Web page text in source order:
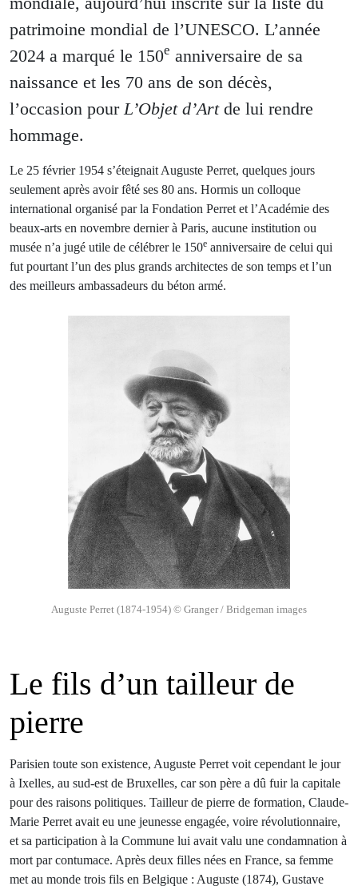
patrimoine mondial de l’UNESCO. L’année
2024 a marqué le 150e anniversaire de sa
naissance et les 70 ans de son décès,
l’occasion pour L’Objet d’Artde lui rendre
hommage.
Le 25 février 1954 s’éteignait Auguste Perret, quelques jours
seulement après avoir fêté ses 80 ans. Hormis un colloque
international organisé par la Fondation Perret et l’Académie des
beaux-arts en novembre dernier à Paris, aucune institution ou
musée n’a jugé utile de célébrer le 150e anniversaire de celui qui
fut pourtant l’un des plus grands architectes de son temps et l’un
des meilleurs ambassadeurs du béton armé.
Auguste Perret (1874-1954) © Granger / Bridgeman images
Le fils d’un tailleur de
pierre
Parisien toute son existence, Auguste Perret voit cependant le jour
à Ixelles, au sud-est de Bruxelles, car son père a dû fuir la capitale
pour des raisons politiques. Tailleur de pierre de formation, Claude-
Marie Perret avait eu une jeunesse engagée, voire révolutionnaire,
et sa participation à la Commune lui avait valu une condamnation à
mort par contumace. Après deux filles nées en France, sa femme
met au monde trois fils en Belgique : Auguste (1874), Gustave